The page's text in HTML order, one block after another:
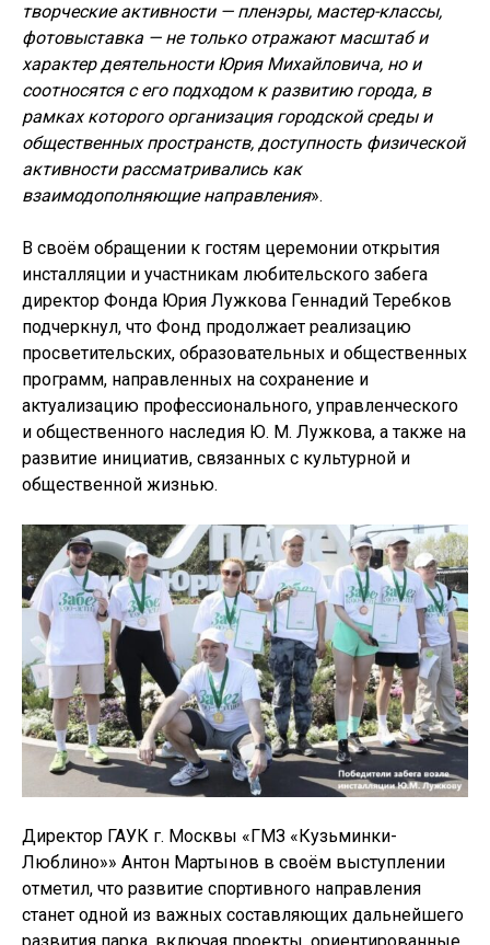
творческие активности — пленэры, мастер-классы,
фотовыставка — не только отражают масштаб и
характер деятельности Юрия Михайловича, но и
соотносятся с его подходом к развитию города, в
рамках которого организация городской среды и
общественных пространств, доступность физической
активности рассматривались как
взаимодополняющие направления».
В своём обращении к гостям церемонии открытия
инсталляции и участникам любительского забега
директор Фонда Юрия Лужкова Геннадий Теребков
подчеркнул, что Фонд продолжает реализацию
просветительских, образовательных и общественных
программ, направленных на сохранение и
актуализацию профессионального, управленческого
и общественного наследия Ю. М. Лужкова, а также на
развитие инициатив, связанных с культурной и
общественной жизнью.
Директор ГАУК г. Москвы «ГМЗ «Кузьминки-
Люблино»» Антон Мартынов в своём выступлении
отметил, что развитие спортивного направления
станет одной из важных составляющих дальнейшего